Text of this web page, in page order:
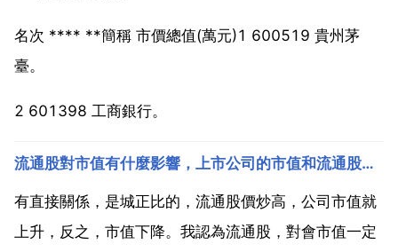
名次 **** **簡稱 市價總值(萬元)1 600519 貴州茅
臺。
2 601398 工商銀行。
流通股對市值有什麼影響，上市公司的市值和流通股本有什麼關係？
有直接關係，是城正比的，流通股價炒高，公司市值就
上升，反之，市值下降。我認為流通股，對會市值一定